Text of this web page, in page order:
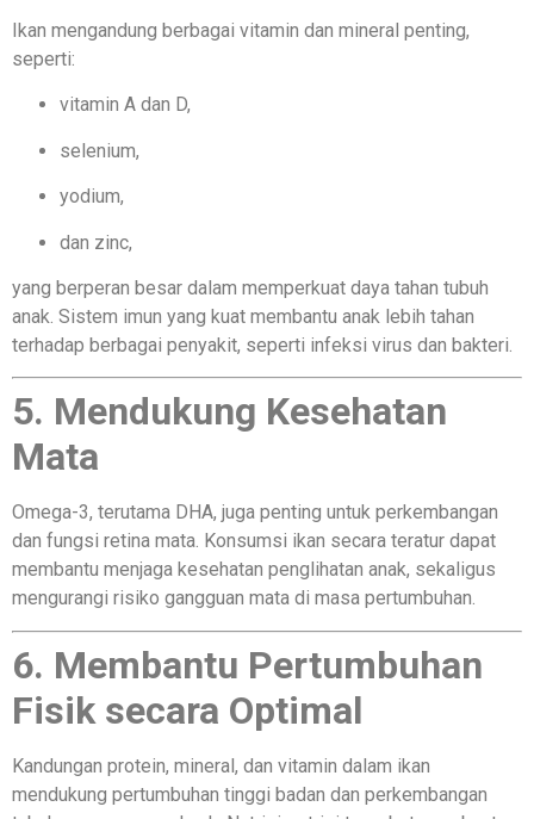
Ikan mengandung berbagai vitamin dan mineral penting,
seperti:
vitamin A dan D,
selenium,
yodium,
dan zinc,
yang berperan besar dalam memperkuat daya tahan tubuh
anak. Sistem imun yang kuat membantu anak lebih tahan
terhadap berbagai penyakit, seperti infeksi virus dan bakteri.
5. Mendukung Kesehatan
Mata
Omega-3, terutama DHA, juga penting untuk perkembangan
dan fungsi retina mata. Konsumsi ikan secara teratur dapat
membantu menjaga kesehatan penglihatan anak, sekaligus
mengurangi risiko gangguan mata di masa pertumbuhan.
6. Membantu Pertumbuhan
Fisik secara Optimal
Kandungan protein, mineral, dan vitamin dalam ikan
mendukung pertumbuhan tinggi badan dan perkembangan